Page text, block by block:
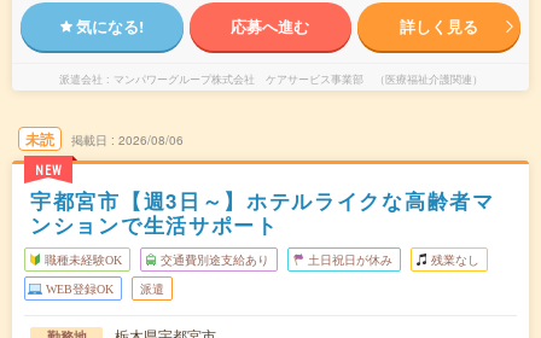
気になる! 応募へ進む 詳しく見る
派遣会社 マンパワーグループ株式会社 ケアサービス事業部 （医療福祉介護関連）
未読
NEW
掲載日 2026/08/06
宇都宮市【週3日～】ホテルライクな高齢者マ
ンションで生活サポート
職種未経験OK 交通費別途支給あり 土日祝日が休み 残業なし
WEB登録OK 派遣